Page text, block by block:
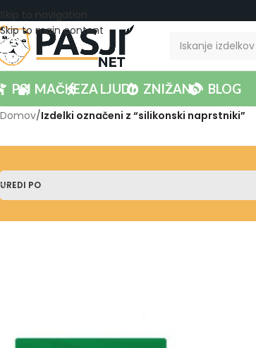
Skip to navigation
Skip to main content
PSI MAČKEZA LJUDI ZNIŽANO BLOG
Domov/Izdelki označeni z “silikonski naprstniki”
UREDI PO